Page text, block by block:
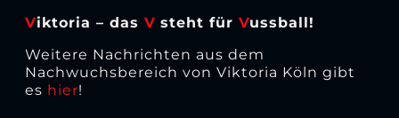
Viktoria – das V steht für Vussball!
Weitere Nachrichten aus dem
Nachwuchsbereich von Viktoria Köln gibt
es hier!